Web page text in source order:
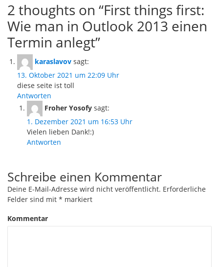
2 thoughts on “First things first:
Wie man in Outlook 2013 einen
Termin anlegt”
karaslavov sagt:
13. Oktober 2021 um 22:09 Uhr
diese seite ist toll
Antworten
Froher Yosofy sagt:
1. Dezember 2021 um 16:53 Uhr
Vielen lieben Dank!:)
Antworten
Schreibe einen Kommentar
Deine E-Mail-Adresse wird nicht veröffentlicht. Erforderliche
Felder sind mit * markiert
Kommentar